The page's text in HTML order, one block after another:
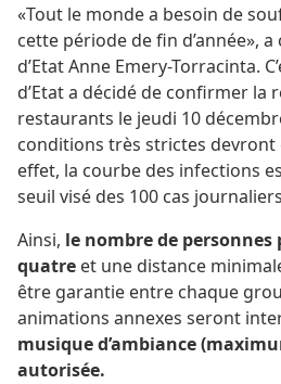
«Tout le monde a besoin de
cette période de fin d’année»,
d’Etat Anne Emery-Torracinta.
d’Etat a décidé de confirmer la
restaurants le jeudi 10
conditions très strictes devront
effet, la courbe des infections
seuil visé des 100 cas
Ainsi, le nombre de
quatre et une distance
être garantie entre chaque
animations annexes seront
musique d’ambiance
autorisée.